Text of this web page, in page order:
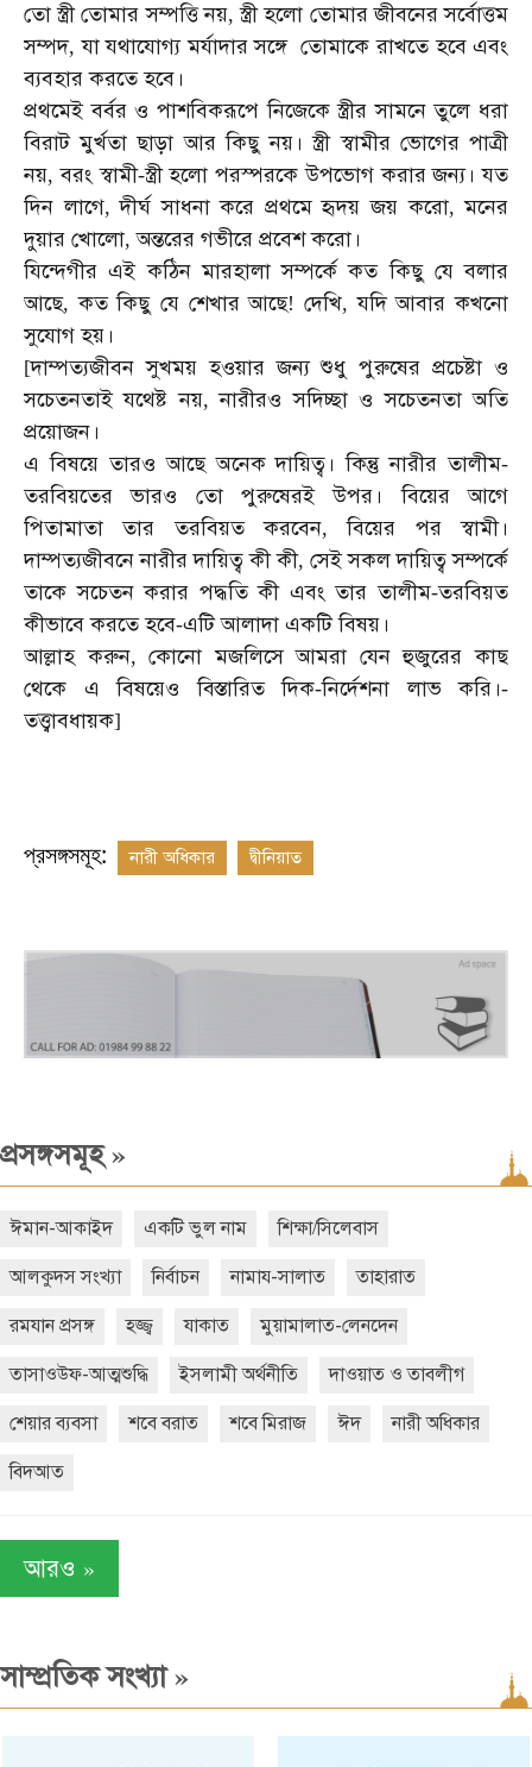
তো স্ত্রী তোমার সম্পত্তি নয়,স্ত্রী হলো তোমার জীবনের সর্বোত্তম
সম্পদ,যা যথাযোগ্য মর্যাদার সঙ্গে তোমাকে রাখতে হবে এবং
ব্যবহার করতে হবে।
প্রথমেই বর্বর ও পাশবিকরূপে নিজেকে স্ত্রীর সামনে তুলে ধরা
বিরাট মুর্খতা ছাড়া আর কিছু নয়। স্ত্রী স্বামীর ভোগের পাত্রী
নয়,বরং স্বামী-স্ত্রী হলো পরস্পরকে উপভোগ করার জন্য। যত
দিন লাগে,দীর্ঘ সাধনা করে প্রথমে হৃদয় জয় করো,মনের
দুয়ার খোলো,অন্তরের গভীরে প্রবেশ করো।
যিন্দেগীর এই কঠিন মারহালা সম্পর্কে কত কিছু যে বলার
আছে,কত কিছু যে শেখার আছে!দেখি,যদি আবার কখনো
সুযোগ হয়।
[দাম্পত্যজীবন সুখময় হওয়ার জন্য শুধু পুরুষের প্রচেষ্টা ও
সচেতনতাই যথেষ্ট নয়,নারীরও সদিচ্ছা ও সচেতনতা অতি
প্রয়োজন।
এ বিষয়ে তারও আছে অনেক দায়িত্ব। কিন্তু নারীর তালীম-
তরবিয়তের ভারও তো পুরুষেরই উপর। বিয়ের
আগে
পিতামাতা
তার তরবিয়ত করবেন,বিয়ের পর
স্বামী।
দাম্পত্যজীবনে নারীর দায়িত্ব কী কী, সেই সকল দায়িত্ব সম্পর্কে
তাকে সচেতন করার পদ্ধতি কী এবং তার তালীম-তরবিয়ত
কীভাবে করতে হবে-এটি আলাদা একটি বিষয়।
আল্লাহ করুন,কোনো মজলিসে আমরা যেন হুজুরের কাছ
থেকে
এ বিষয়েও বিস্তারিত দিক-নির্দেশনা লাভ করি।-
তত্ত্বাবধায়ক]
প্রসঙ্গসমূহ: নারী অধিকার দ্বীনিয়াত
প্রসঙ্গসমূহ»
ঈমান-আকাইদ একটি ভুল নাম শিক্ষা/সিলেবাস
আলকুদস সংখ্যা নির্বাচন নামায-সালাত তাহারাত
রমযান প্রসঙ্গ হজ্জ্ব যাকাত মুয়ামালাত-লেনদেন
তাসাওউফ-আত্মশুদ্ধি ইসলামী অর্থনীতি দাওয়াত ও তাবলীগ
শেয়ার ব্যবসা শবে বরাত শবে মিরাজ ঈদ নারী অধিকার
বিদআত
আরও »
সাম্প্রতিক সংখ্যা»